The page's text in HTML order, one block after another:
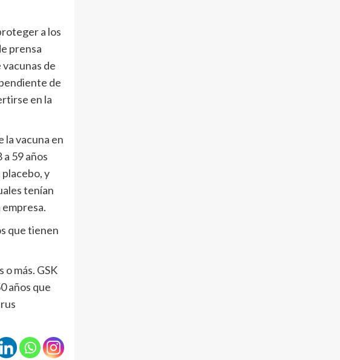
a los
prensa
de
de
en la
la vacuna en
59 años
y
tenían
empresa.
que tienen
más. GSK
años que